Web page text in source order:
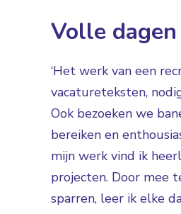
Volle dagen
‘Het werk van een
vacatureteksten,
Ook bezoeken we
bereiken en
mijn werk vind ik
projecten. Door mee
sparren, leer ik elke